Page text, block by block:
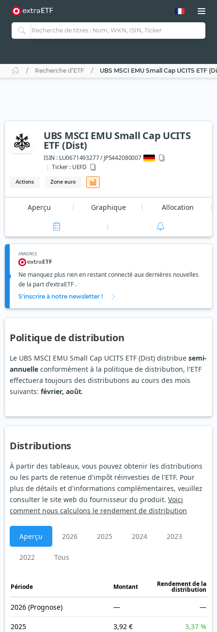
Recherche d’ETF UBS MSCI EMU Small Cap UCITS ETF
UBS MSCI EMU Small Cap UCITS
ETF (Dist)
ISIN :
LU0671493277 / JP5442080007
Ticker :UEFD
Actions Zone euro
Aperçu Graphique Allocation
ANNONCE
Ne manquez plus rien en restant connecté aux dernières nouvelles
de la part d'extraETF .
S'inscrire à notre newsletter !
Politique de distribution
Le UBS MSCI EMU Small Cap UCITS ETF (Dist) distribue semi-
annuelle conformément à la politique de distribution, l'ETF
effectuera toujours des distributions au cours des mois
suivants: février, août.
Distributions
À partir des tableaux, vous pouvez obtenir les distributions
ou les parts de retenue d'impôt réinvesties de l'ETF. Pour
plus de détails et d'informations complémentaires, veuillez
consulter le site web du fournisseur du produit. Voici
comment nous calculons le rendement de distribution
Aperçu 2026 2025 2024 2023
2022 Tous
Période Montant Rendement de la
distribution
2026 (Prognose) — —
2025 3,92 € 3,37 %